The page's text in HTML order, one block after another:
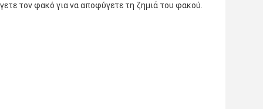
τον φακό για να αποφύγετε τη ζημιά του φακού.